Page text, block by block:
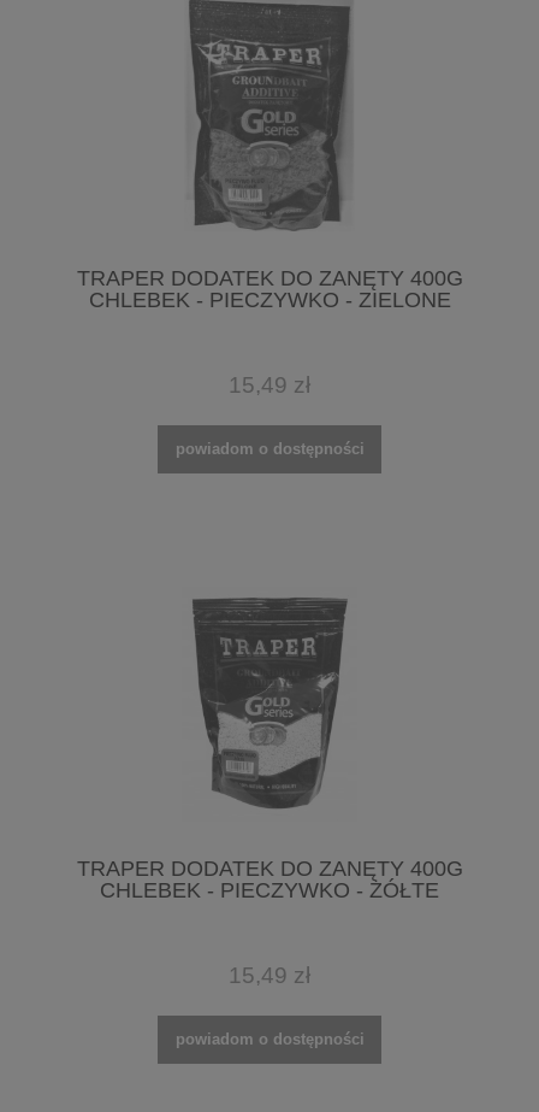
TRAPER DODATEK DO ZANĘTY 400G
CHLEBEK - PIECZYWKO - ZIELONE
15,49 zł
powiadom o dostępności
TRAPER DODATEK DO ZANĘTY 400G
CHLEBEK - PIECZYWKO - ŻÓŁTE
15,49 zł
powiadom o dostępności